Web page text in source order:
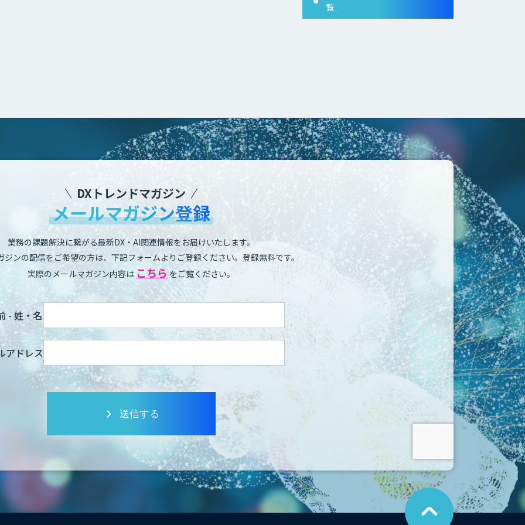
覧
DXトレンドマガジン
メールマガジン登録
業務の課題解決に繋がる最新DX・AI関連情報をお届けいたします。
ジンの配信をご希望の方は、下記フォームよりご登録ください。登録無料です。
実際のメールマガジン内容は こちら をご覧ください。
- 姓・名
アドレス
送信する
こ
の
ペ
ー